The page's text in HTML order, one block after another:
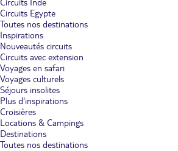
Circuits Inde
Circuits Egypte
Toutes nos destinations
Inspirations
Nouveautés circuits
Circuits avec extension
Voyages en safari
Voyages culturels
Séjours insolites
Plus d'inspirations
Croisières
Locations & Campings
Destinations
Toutes nos destinations